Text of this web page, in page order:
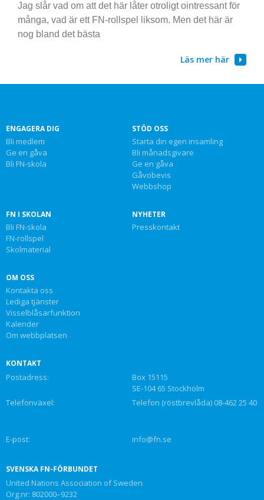
Jag slår vad om att det här låter otroligt ointressant för
många, vad är ett FN-rollspel liksom. Men det här är
nog bland det bästa
Läs mer här
ENGAGERA DIG
Bli medlem
Ge en gåva
Bli FN-skola
STÖD OSS
Starta din egen insamling
Bli månadsgivare
Ge en gåva
Gåvobevis
Webbshop
FN I SKOLAN
Bli FN-skola
FN-rollspel
Skolmaterial
NYHETER
Presskontakt
OM OSS
Kontakta oss
Lediga tjänster
Visselblåsarfunktion
Kalender
Om webbplatsen
KONTAKT
Postadress:
Box 15115
SE-104 65 Stockholm
Telefonväxel:
Telefon (röstbrevlåda) 08-462 25 40
E-post: info@fn.se
SVENSKA FN-FÖRBUNDET
United Nations Association of Sweden
Org.nr: 802000–9232